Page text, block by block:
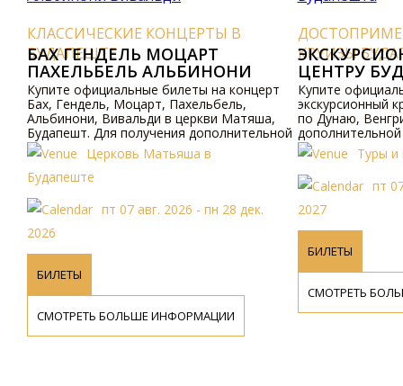
КЛАССИЧЕСКИЕ КОНЦЕРТЫ В
БУДАПЕШТЕ
БАХ ГЕНДЕЛЬ МОЦАРТ
ПАХЕЛЬБЕЛЬ АЛЬБИНОНИ
ВИВАЛЬДИ
Купите официальные билеты на концерт
Бах, Гендель, Моцарт, Пахельбель,
Альбинони, Вивальди в церкви Матяша,
Будапешт. Для получения дополнительной
информации посетите наш сайт.
Церковь Матьяша в
Будапеште
пт 07 авг. 2026 - пн 28 дек.
2026
БИЛЕТЫ
СМОТРЕТЬ БОЛЬШЕ ИНФОРМАЦИИ
КРУИЗЫ
ЦЕНТРУ
Купите
экскурсионный
по Дунаю,
наш сайт.
Туры и
пт
2027
БИЛЕТЫ
СМОТРЕТЬ